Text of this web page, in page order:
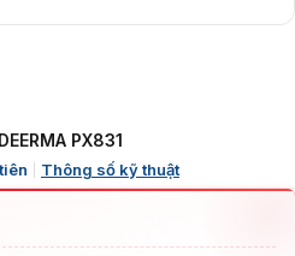
PX831
Thông số kỹ thuật